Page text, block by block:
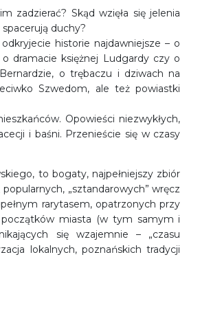
zadzierać? Skąd wzięła się jelenia
duchy?
historie najdawniejsze – o
dramacie księżnej Ludgardy czy o
o trębaczu i dziwach na
Szwedom, ale też powiastki
Opowieści niezwykłych,
i baśni. Przenieście się w czasy
to bogaty, najpełniejszy zbiór
„sztandarowych” wręcz
rarytasem, opatrzonych przy
miasta (w tym samym i
się wzajemnie – „czasu
lokalnych, poznańskich tradycji